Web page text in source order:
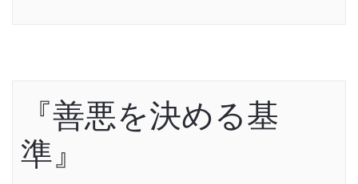
『善悪を決める基
準』